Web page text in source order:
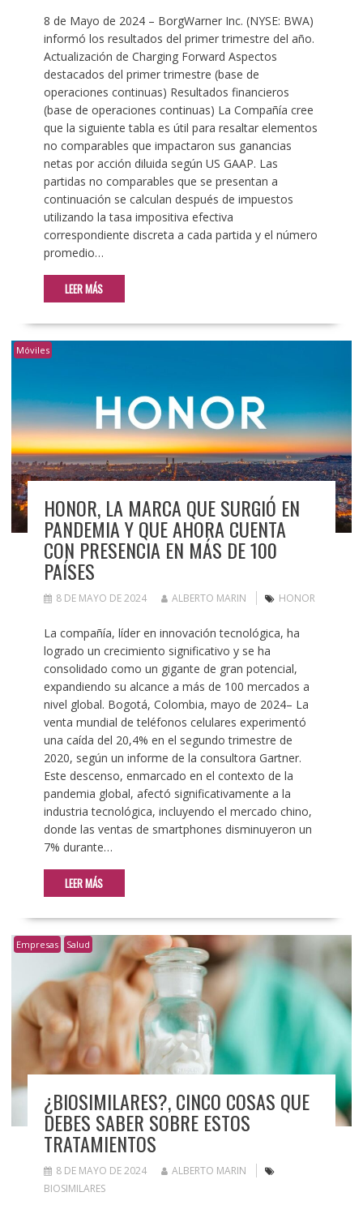
8 de Mayo de 2024 – BorgWarner Inc. (NYSE: BWA)
informó los resultados del primer trimestre del año.
Actualización de Charging Forward Aspectos
destacados del primer trimestre (base de
operaciones continuas) Resultados financieros
(base de operaciones continuas) La Compañía cree
que la siguiente tabla es útil para resaltar elementos
no comparables que impactaron sus ganancias
netas por acción diluida según US GAAP. Las
partidas no comparables que se presentan a
continuación se calculan después de impuestos
utilizando la tasa impositiva efectiva
correspondiente discreta a cada partida y el número
promedio…
LEER MÁS
Móviles
HONOR, LA MARCA QUE SURGIÓ EN
PANDEMIA Y QUE AHORA CUENTA
CON PRESENCIA EN MÁS DE 100
PAÍSES
8 DE MAYO DE 2024 ALBERTO MARIN HONOR
La compañía, líder en innovación tecnológica, ha
logrado un crecimiento significativo y se ha
consolidado como un gigante de gran potencial,
expandiendo su alcance a más de 100 mercados a
nivel global. Bogotá, Colombia, mayo de 2024– La
venta mundial de teléfonos celulares experimentó
una caída del 20,4% en el segundo trimestre de
2020, según un informe de la consultora Gartner.
Este descenso, enmarcado en el contexto de la
pandemia global, afectó significativamente a la
industria tecnológica, incluyendo el mercado chino,
donde las ventas de smartphones disminuyeron un
7% durante…
LEER MÁS
Empresas Salud
¿BIOSIMILARES?, CINCO COSAS QUE
DEBES SABER SOBRE ESTOS
TRATAMIENTOS
8 DE MAYO DE 2024
ALBERTO MARIN
BIOSIMILARES